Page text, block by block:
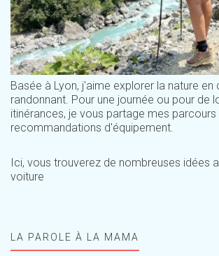
Basée à Lyon, j'aime explorer la nature en
randonnant. Pour une journée ou pour de
itinérances, je vous partage mes
recommandations d'équipement.
Ici, vous trouverez de nombreuses idées
voiture
LA PAROLE À LA MAMA